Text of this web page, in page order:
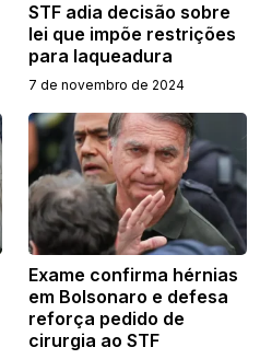
STF adia decisão sobre
lei que impõe restrições
para laqueadura
7 de novembro de 2024
Exame confirma hérnias
em Bolsonaro e defesa
reforça pedido de
cirurgia ao STF